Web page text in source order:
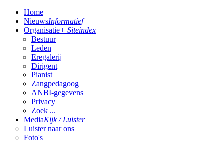
Home
NieuwsInformatief
Organisatie+ Siteindex
Bestuur
Leden
Eregalerij
Dirigent
Pianist
Zangpedagoog
ANBI-gegevens
Privacy
Zoek ...
MediaKijk / Luister
Luister naar ons
Foto's